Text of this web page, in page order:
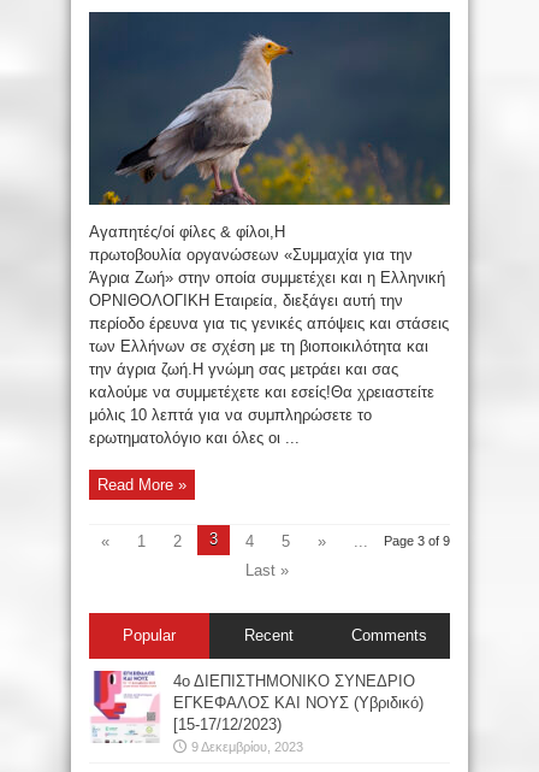
Αγαπητές/οί φίλες & φίλοι,Η
πρωτοβουλία οργανώσεων «Συμμαχία για την
Άγρια Ζωή» στην οποία συμμετέχει και η Ελληνική
ΟΡΝΙΘΟΛΟΓΙΚΗ Εταιρεία, διεξάγει αυτή την
περίοδο έρευνα για τις γενικές απόψεις και στάσεις
των Ελλήνων σε σχέση με τη βιοποικιλότητα και
την άγρια ζωή.Η γνώμη σας μετράει και σας
καλούμε να συμμετέχετε και εσείς!Θα χρειαστείτε
μόλις 10 λεπτά για να συμπληρώσετε το
ερωτηματολόγιο και όλες οι ...
Read More »
Page 3 of 9
« 1 2 3 4 5 »
Last »
Popular Recent Comments
4ο ΔΙΕΠΙΣΤΗΜΟΝΙΚΟ ΣΥΝΕΔΡΙΟ
ΕΓΚΕΦΑΛΟΣ ΚΑΙ ΝΟΥΣ (Υβριδικό)
[15-17/12/2023)
9 Δεκεμβρίου, 2023